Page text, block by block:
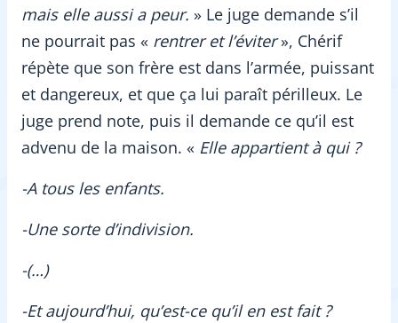
mais elle aussi a peur. » Le juge demande s’il
ne pourrait pas « rentrer et l’éviter», Chérif
répète que son frère est dans l’armée, puissant
et dangereux, et que ça lui paraît périlleux. Le
juge prend note, puis il demande ce qu’il est
advenu de la maison. « Elle appartient à qui ?
-A tous les enfants.
-Une sorte d’indivision.
-(…)
-Et aujourd’hui, qu’est-ce qu’il en est fait ?